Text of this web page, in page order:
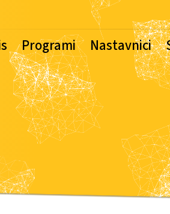
studije Masterske
Programi
Osnovne studije
Nastavnici